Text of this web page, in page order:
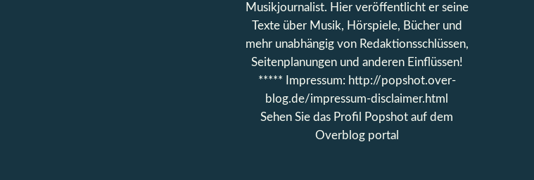
Musikjournalist. Hier veröffentlicht er seine
Texte über Musik, Hörspiele, Bücher und
mehr unabhängig von Redaktionsschlüssen,
Seitenplanungen und anderen Einflüssen!
***** Impressum: http://popshot.over-
blog.de/impressum-disclaimer.html
Sehen Sie das Profil
Popshot auf dem
Overblog portal